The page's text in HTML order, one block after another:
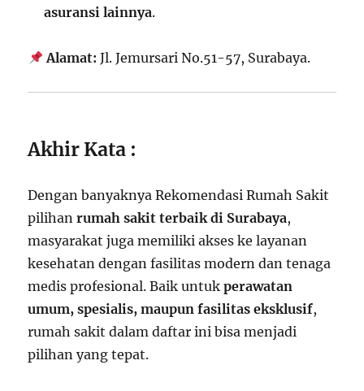
asuransi lainnya.
Alamat: Jl. Jemursari No.51-57, Surabaya.
Akhir Kata :
Dengan banyaknya Rekomendasi Rumah Sakit
pilihanrumah sakit terbaik di Surabaya,
masyarakat juga memiliki akses ke layanan
kesehatan dengan fasilitas modern dan tenaga
medis profesional. Baik untukperawatan
umum, spesialis, maupun fasilitas eksklusif,
rumah sakit dalam daftar ini bisa menjadi
pilihan yang tepat.